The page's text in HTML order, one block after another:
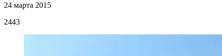
24 марта 2015
2443